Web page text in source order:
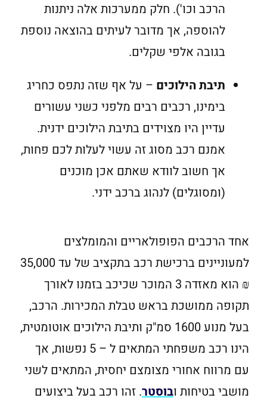
הרכב וכו'). חלק ממערכות אלה ניתנות
להוספה, אך מדובר לעיתים בהוצאה נוספת
בגובה אלפי שקלים.
תיבת הילוכים – על אף שזה נתפס כחריג
בימינו, רכבים רבים מלפני כשני עשורים
עדיין היו מצוידים בתיבת הילוכים ידנית.
אמנם רכב מסוג זה עשוי לעלות לכם פחות,
אך חשוב לוודא שאתם אכן מוכנים
(ומסוגלים) לנהוג ברכב ידני.
אחד הרכבים הפופולאריים והמומלצים
למעוניינים ברכישת רכב בתקציב של עד 35,000
₪ הוא מאזדה 3 המוכר שכיכב בזמנו לאורך
תקופה ממושכת בראש טבלת המכירות. הרכב,
בעל מנוע 1600 סמ"ק ותיבת הילוכים אוטומטית,
הינו רכב משפחתי המתאים ל – 5 נפשות, אך
עם מרווח אחורי מצומצם יחסית, המתאים לשני
מושבי בטיחות ובוסטר. זהו רכב בעל ביצועים